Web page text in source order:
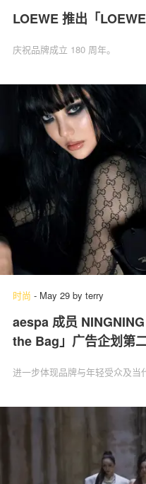
LOEWE 推出「
庆祝品牌成立 180 周年。
时尚 - May 29 by terry
aespa 成员
the Bag」广告企划第
进一步体现品牌与年轻受众及当